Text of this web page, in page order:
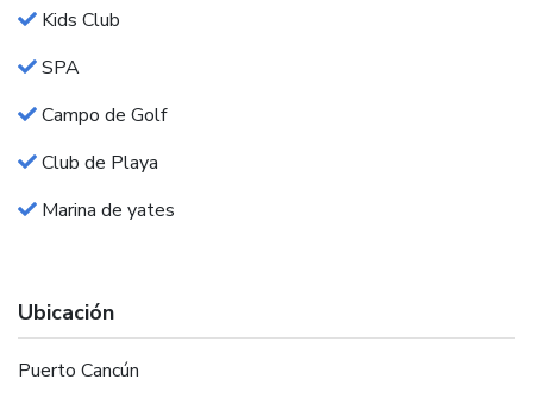
Kids Club
SPA
Campo de Golf
Club de Playa
Marina de yates
Ubicación
Puerto Cancún